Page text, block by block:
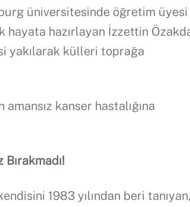
üniversitesinde öğretim üyesi
hazırlayan İzzettin
yakılarak külleri toprağa
kanser hastalığına
Bırakmadı!
1983 yılından beri